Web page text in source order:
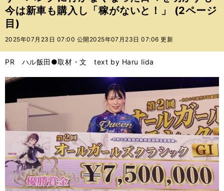
テ
ィ
ー
バ
今は新車も購入し「稼がないと！」 (2ページ
目)
2025年07月23日 07:00 公開 2025年07月23日 07:06 更新
PR ハル飯田●取材・文 text by Haru Iida